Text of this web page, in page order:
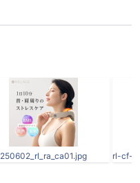
250602_rl_ra_ca01.jpg